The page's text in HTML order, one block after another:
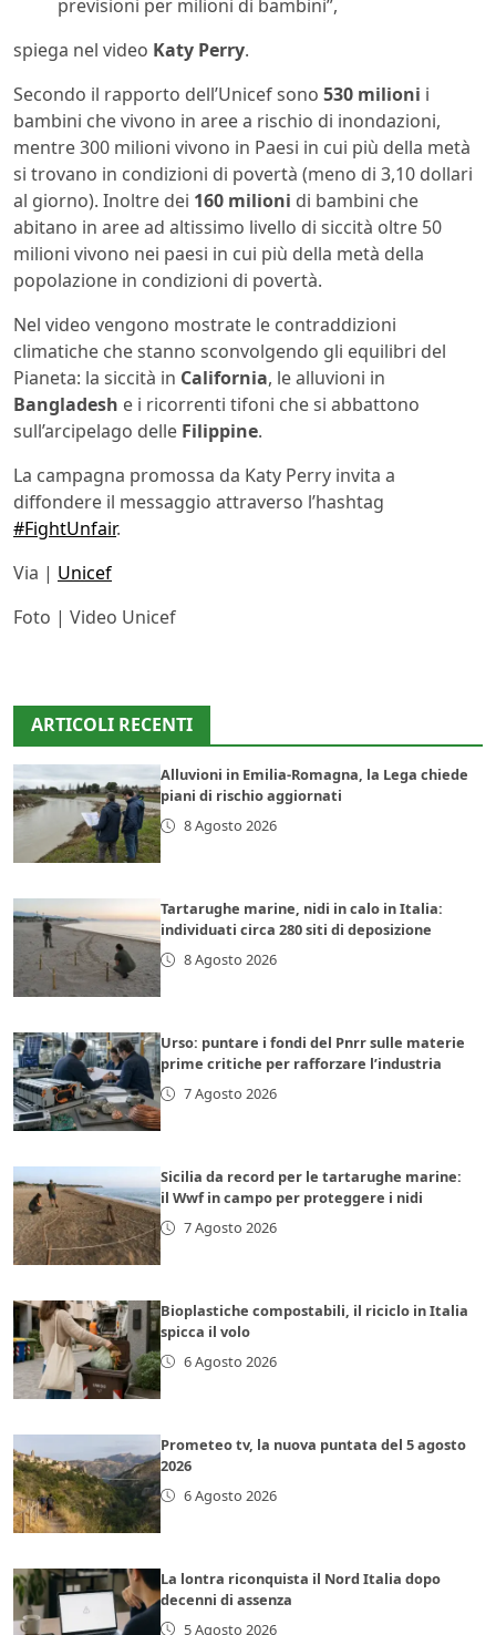
previsioni per milioni di bambini”,
spiega nel video Katy Perry.
Secondo il rapporto dell’Unicef sono 530 milioni i
bambini che vivono in aree a rischio di inondazioni,
mentre 300 milioni vivono in Paesi in cui più della metà
si trovano in condizioni di povertà (meno di 3,10 dollari
al giorno). Inoltre dei 160 milioni di bambini che
abitano in aree ad altissimo livello di siccità oltre 50
milioni vivono nei paesi in cui più della metà della
popolazione in condizioni di povertà.
Nel video vengono mostrate le contraddizioni
climatiche che stanno sconvolgendo gli equilibri del
Pianeta: la siccità in California, le alluvioni in
Bangladesh e i ricorrenti tifoni che si abbattono
sull’arcipelago delle Filippine.
La campagna promossa da Katy Perry invita a
diffondere il messaggio attraverso l’hashtag
#FightUnfair.
Via | Unicef
Foto | Video Unicef
ARTICOLI RECENTI
Alluvioni in Emilia-Romagna, la Lega chiede
piani di rischio aggiornati
8 Agosto 2026
Tartarughe marine, nidi in calo in Italia:
individuati circa 280 siti di deposizione
8 Agosto 2026
Urso: puntare i fondi del Pnrr sulle materie
prime critiche per rafforzare l’industria
7 Agosto 2026
Sicilia da record per le tartarughe marine:
il Wwf in campo per proteggere i nidi
7 Agosto 2026
Bioplastiche compostabili, il riciclo in Italia
spicca il volo
6 Agosto 2026
Prometeo tv, la nuova puntata del 5 agosto
2026
6 Agosto 2026
La lontra riconquista il Nord Italia dopo
decenni di assenza
5 Agosto 2026